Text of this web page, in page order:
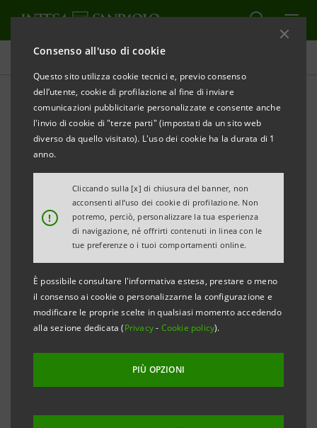
Consenso all'uso di cookie
Questo sito utilizza cookie tecnici e, previo consenso
dell’utente, cookie di profilazione al fine di inviare
comunicazioni pubblicitarie personalizzate e consente anche
l'invio di cookie di "terze parti" (impostati da un sito web
diverso da quello visitato). L'uso dei cookie ha la durata di 1
anno.
!
Cliccando sulla [x] di chiusura del banner, non
acconsenti all’uso dei cookie di profilazione. Non
potremo, perciò, personalizzare la tua esperienza
di navigazione, né offrirti contenuti in linea con le
tue preferenze o i tuoi comportamenti online.
È possibile consultare l'informativa estesa, prestare o meno
il consenso ai cookie o personalizzarne la configurazione e
modificare le proprie scelte in qualsiasi momento accedendo
alla sezione dedicata (Privacy- Cookie policy).
PIÙ OPZIONI
Comunicati stampa
STAMPA AGGIORNA
INTESA SANPAOLO: FITCH RIDUCE IL RATING A
LUNGO TERMINE E IL VIABILITY RATING A SEGUITO
DEL DECLASSAMENTO DEL RATING DELL’ITALIA.
CONFERMATO IL RATING A BREVE TERMINE
Torino, Milano, 18 marzo 2013 -Intesa Sanpaolo
informa che l’agenzia internazionale Fitch ha ridotto il
rating assegnato alla Banca per il lungo termine a
‘BBB+’ da ‘A-’, con
outlook negativo, e il ViabilityRating
a ‘bbb+’ da ‘a-’. Il rating per il breve termine ‘F2’ è